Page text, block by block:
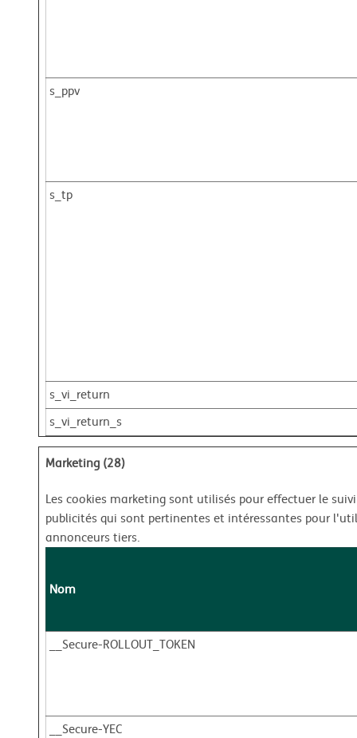
s_ppv
s_tp
s_vi_return
s_vi_return_s
Marketing (28)
Les cookies marketing sont utilisés pour effectuer le
publicités qui sont pertinentes et intéressantes pour
annonceurs tiers.
Nom
__Secure-ROLLOUT_TOKEN
__Secure-YEC